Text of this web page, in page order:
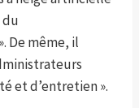
De même, il
et d’entretien ».